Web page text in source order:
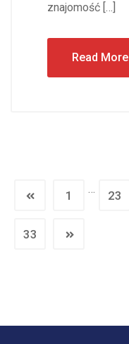
znajomość […]
Read More
1 … 23
33